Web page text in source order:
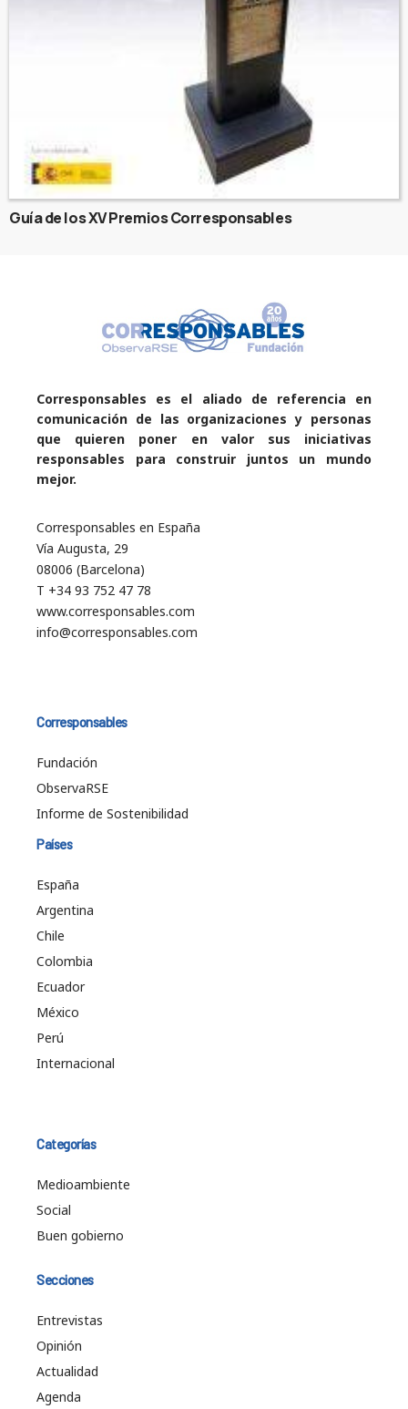
Guía de los XV Premios Corresponsables
Corresponsables es el aliado de referencia en
comunicación de las organizaciones y personas
que quieren poner en valor sus iniciativas
responsables para construir juntos un mundo
mejor.
Corresponsables en España
Vía Augusta, 29
08006 (Barcelona)
T +34 93 752 47 78
www.corresponsables.com
info@corresponsables.com
Corresponsables
Fundación
ObservaRSE
Informe de Sostenibilidad
Países
España
Argentina
Chile
Colombia
Ecuador
México
Perú
Internacional
Categorías
Medioambiente
Social
Buen gobierno
Secciones
Entrevistas
Opinión
Actualidad
Agenda